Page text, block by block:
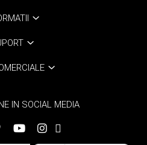
IN SOCIAL MEDIA